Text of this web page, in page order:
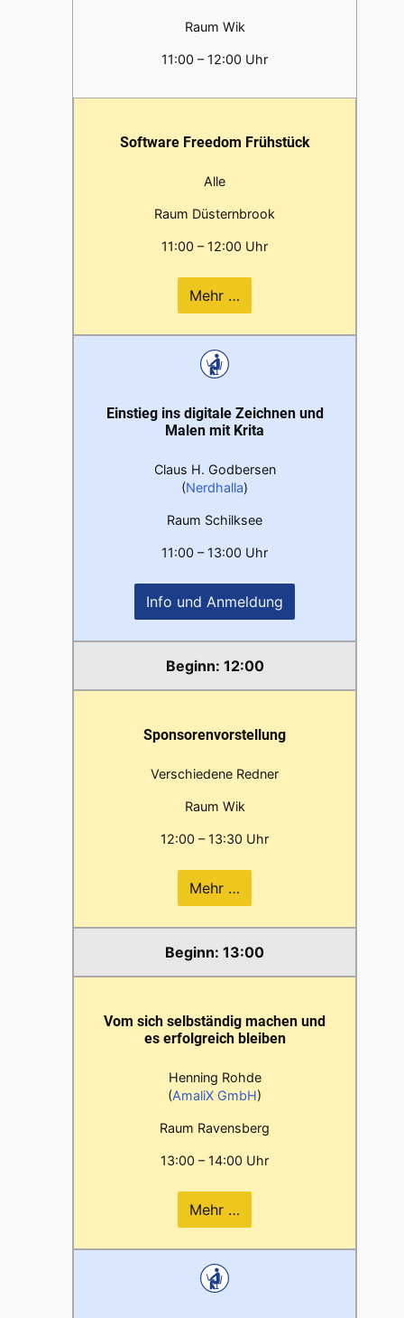
Raum Wik
11:00 – 12:00 Uhr
Software Freedom Frühstück
Alle
Raum Düsternbrook
11:00 – 12:00 Uhr
Mehr …
Einstieg ins digitale Zeichnen und
Malen mit Krita
Claus H. Godbersen
(Nerdhalla)
Raum Schilksee
11:00 – 13:00 Uhr
Info und Anmeldung
12:00
Sponsorenvorstellung
Verschiedene Redner
Raum Wik
12:00 – 13:30 Uhr
Mehr …
13:00
Vom sich selbständig machen und
es erfolgreich bleiben
Henning Rohde
(AmaliX GmbH)
Raum Ravensberg
13:00 – 14:00 Uhr
Mehr …